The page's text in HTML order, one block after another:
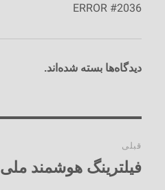
ERROR #2036
دیدگاه‌ها بسته شده‌اند.
نوشته‌ها
قبلی
نوشته
فیلترینگ هوشمند ملی